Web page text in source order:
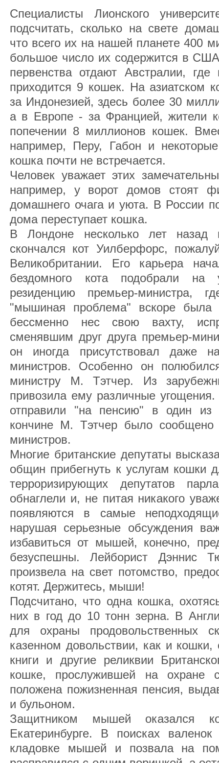
Специалисты Лионского
подсчитать, сколько на свете
что всего их на нашей планете 400
большое число их содержится в
первенства отдают Австралии,
приходится 9 кошек. На азиатском
за Индонезией, здесь более 30
а в Европе - за Францией, жители
попечении 8 миллионов кошек.
например, Перу, Габон и
кошка почти не встречается.
Человек уважает этих
например, у ворот домов стоят
домашнего очага и уюта. В России
дома переступает кошка.
В Лондоне несколько лет назад
скончался кот Уилберфорс,
Великобритании. Его карьера
бездомного кота подобрали
резиденцию премьер-министра,
"мышиная проблема" вскоре
бессменно нес свою вахту,
сменявшим друг друга премьер-
он иногда присутствовал даже
министров. Особенно он
министру М. Тэтчер. Из
привозила ему различные угощения.
отправили "на пенсию" в один
кончине М. Тэтчер было сообщено
министров.
Многие британские депутаты
общин прибегнуть к услугам кошки
терроризирующих депутатов
обнаглели и, не питая никакого
появляются в самые
нарушая серьезные обсуждения
избавиться от мышей, конечно,
безуспешны. Лейборист Дэннис
произвела на свет потомство,
котят. Держитесь, мыши!
Подсчитано, что одна кошка,
них в год до 10 тонн зерна. В
для охраны продовольственных
казенном довольствии, как и
книги и другие реликвии
кошке, прослужившей на охране
положена пожизненная пенсия,
и бульоном.
Защитником мышей оказался
Екатеринбурге. В поисках
кладовке мышей и позвала на